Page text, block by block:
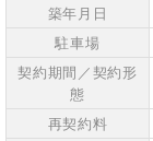
築年月日
駐車場
契約期間／契約形
態
再契約料